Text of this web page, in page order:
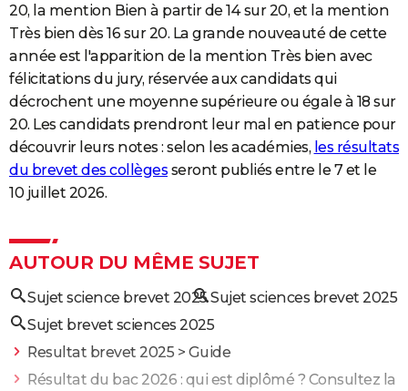
20, la mention Bien à partir de 14 sur 20, et la mention
Très bien dès 16 sur 20. La grande nouveauté de cette
année est l'apparition de la mention Très bien avec
félicitations du jury, réservée aux candidats qui
décrochent une moyenne supérieure ou égale à 18 sur
20. Les candidats prendront leur mal en patience pour
découvrir leurs notes : selon les académies, les résultats
du brevet des collègesseront publiés entre le 7 et le
10 juillet 2026.
AUTOUR DU MÊME SUJET
Sujet science brevet 2025Sujet sciences brevet 2025
Sujet brevet sciences 2025
Resultat brevet 2025 > Guide
Résultat du bac 2026 : qui est diplômé ? Consultez la